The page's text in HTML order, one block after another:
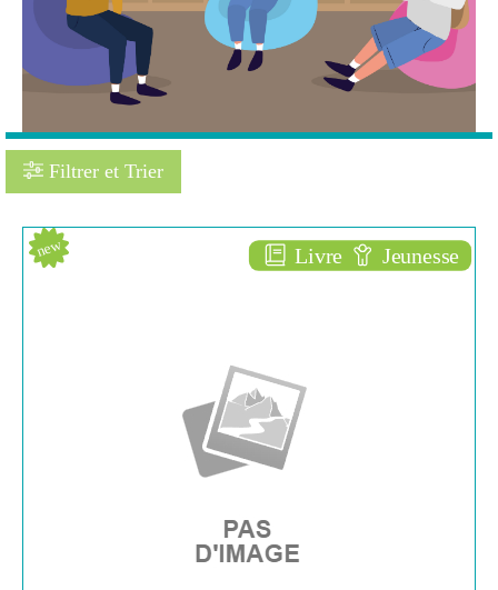
Filtrer et Trier
Livre Jeunesse
new
Disparais !
L'École des loisirs (
Paris - 2019 )
Plus d'infos
Pagination